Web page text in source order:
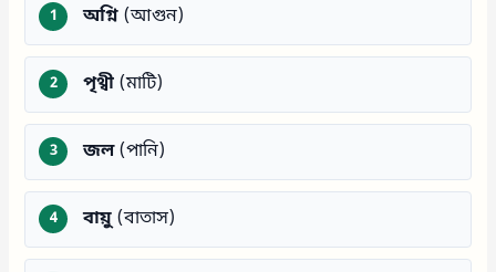
অগ্নি (আগুন)
পৃথ্বী (মাটি)
জল(পানি)
বায়ু (বাতাস)